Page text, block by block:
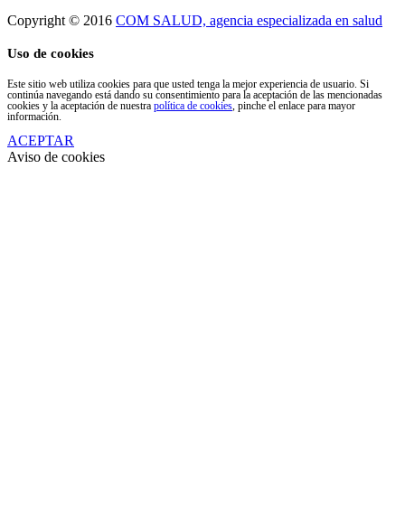
Copyright © 2016 COM SALUD, agencia especializada en salud
Uso de cookies
Este sitio web utiliza cookies para que usted tenga la mejor experiencia de usuario. Si
continúa navegando está dando su consentimiento para la aceptación de las mencionadas
cookies y la aceptación de nuestra política de cookies , pinche el enlace para mayor
información.
ACEPTAR
Aviso de cookies